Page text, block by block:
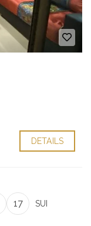
DETAILS
17 SUI